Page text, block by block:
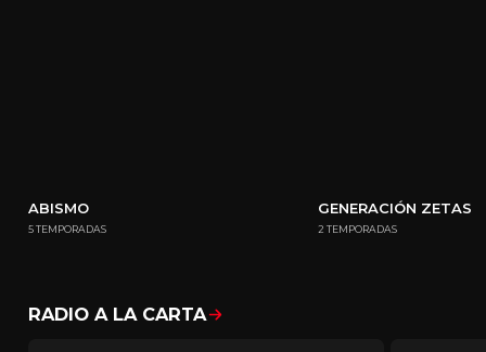
ABISMO
5 TEMPORADAS
GENERACIÓN ZETAS
2 TEMPORADAS
RADIO A LA CARTAMostrar todo